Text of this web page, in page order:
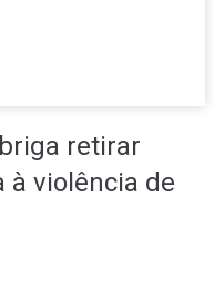
retirar
à violência de